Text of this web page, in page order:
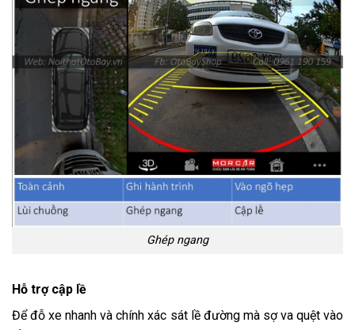
Ghép ngang
Hỗ trợ cập lề
Để đỗ xe nhanh và chính xác sát lề đường mà sợ va quệt vào